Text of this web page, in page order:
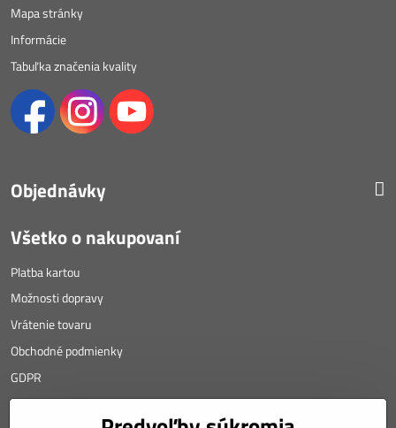
Mapa stránky
Informácie
Tabuľka značenia kvality
Objednávky
Všetko o nakupovaní
Platba kartou
Možnosti dopravy
Vrátenie tovaru
Obchodné podmienky
GDPR